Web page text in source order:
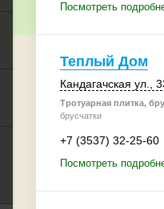
Посмотреть
Теплый Дом
Кандагачская ул.,
Тротуарная плитка,
брусчатки
+7 (3537) 32-25-60
Посмотреть